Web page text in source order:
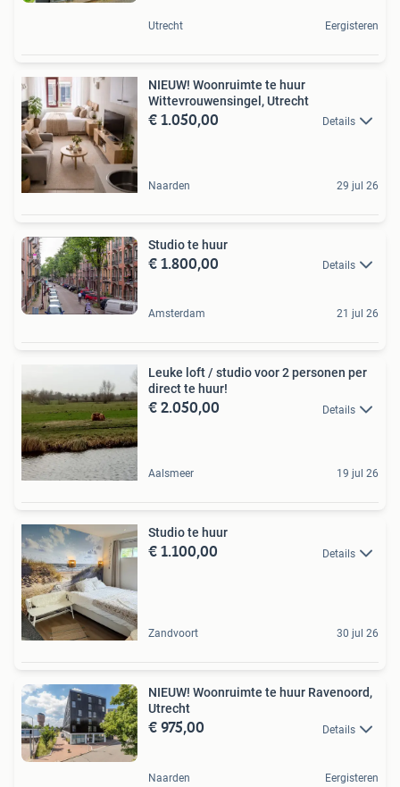
Utrecht Eergisteren
NIEUW! Woonruimte te huur
Wittevrouwensingel, Utrecht
€ 1.050,00 Details
Naarden 29 jul 26
Studio te huur
€ 1.800,00 Details
Amsterdam 21 jul 26
Leuke loft / studio voor 2 personen per
direct te huur!
€ 2.050,00 Details
Aalsmeer 19 jul 26
Studio te huur
€ 1.100,00 Details
Zandvoort 30 jul 26
NIEUW! Woonruimte te huur Ravenoord,
Utrecht
€ 975,00 Details
Naarden Eergisteren